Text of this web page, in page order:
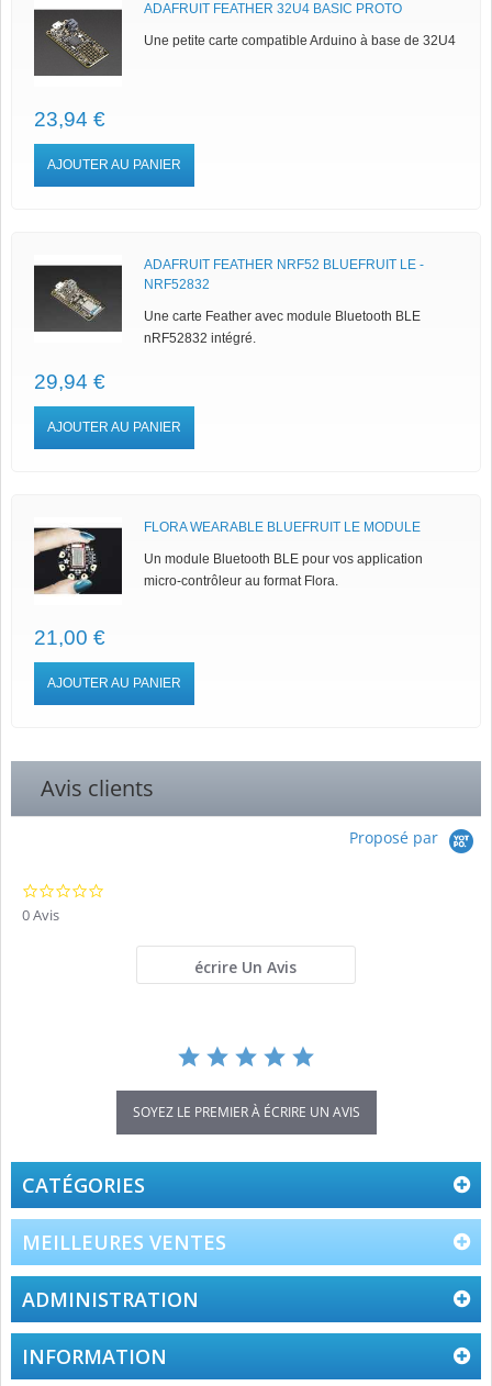
ADAFRUIT FEATHER 32U4 BASIC PROTO
Une petite carte compatible Arduino à base de 32U4
23,94 €
AJOUTER AU PANIER
ADAFRUIT FEATHER NRF52 BLUEFRUIT LE -
NRF52832
Une carte Feather avec module Bluetooth BLE
nRF52832 intégré.
29,94 €
AJOUTER AU PANIER
FLORA WEARABLE BLUEFRUIT LE MODULE
Un module Bluetooth BLE pour vos application
micro-contrôleur au format Flora.
21,00 €
AJOUTER AU PANIER
Avis clients
Proposé par
0 Avis
écrire Un Avis
SOYEZ LE PREMIER À ÉCRIRE UN AVIS
CATÉGORIES
MEILLEURES VENTES
ADMINISTRATION
INFORMATION